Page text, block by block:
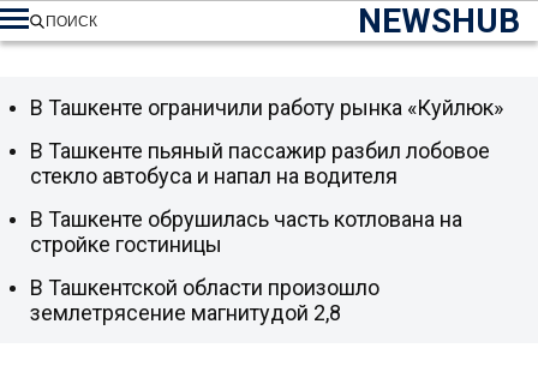
NEWSHUB
ПОИСК
В Ташкенте ограничили работу рынка «Куйлюк»
В Ташкенте пьяный пассажир разбил лобовое
стекло автобуса и напал на водителя
В Ташкенте обрушилась часть котлована на
стройке гостиницы
В Ташкентской области произошло
землетрясение магнитудой 2,8